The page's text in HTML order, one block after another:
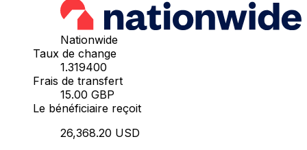
Nationwide
Taux de change
1.319400
Frais de transfert
15.00 GBP
Le bénéficiaire reçoit
26,368.20 USD